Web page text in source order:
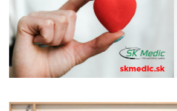
Previous